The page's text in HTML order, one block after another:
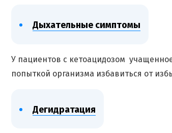
Дыхательные симптомы
У пациентов с кетоацидозом
попыткой организма избавиться от
Дегидратация